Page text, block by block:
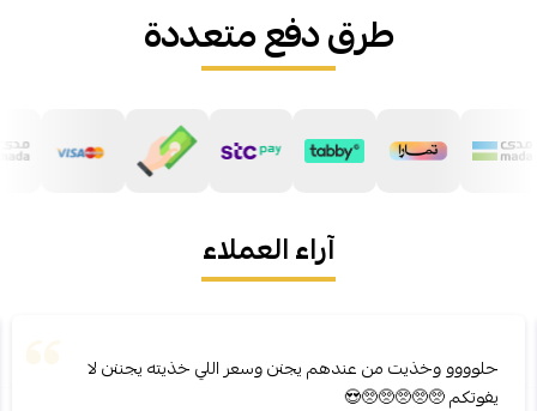
طرق دفع متعددة
آراء العملاء
حلوووو وخذيت من عندهم يجنن وسعر اللي خذيته يجننن لا
يفوتكم 🥺🥺🥺🥺🥺😍